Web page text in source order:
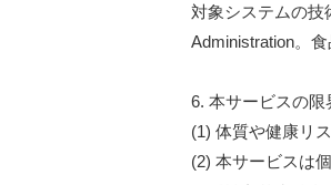
対象システムの技
Administration。
6. 本サービスの限
(1) 体質や健康リ
(2) 本サービスは